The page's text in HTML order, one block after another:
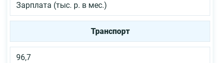
Зарплата (тыс. р. в мес.)
Транспорт
96,7